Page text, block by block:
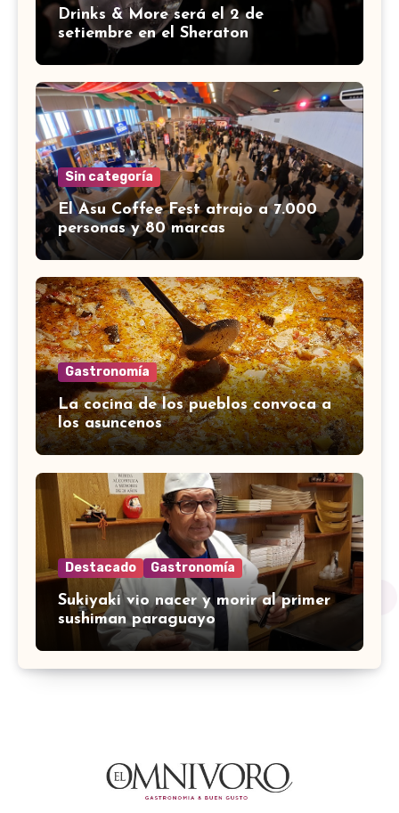
Drinks & More será el 2 de
setiembre en el Sheraton
Sin categoría
El Asu Coffee Fest atrajo a 7.000
personas y 80 marcas
Gastronomía
La cocina de los pueblos convoca a
los asuncenos
Destacado Gastronomía
Sukiyaki vio nacer y morir al primer
sushiman paraguayo